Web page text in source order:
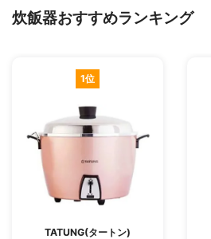
炊飯器おすすめランキング
1位
TATUNG(タートン)